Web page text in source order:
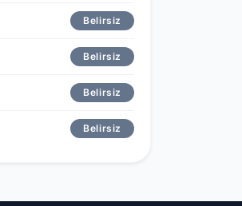
Belirsiz
Belirsiz
Belirsiz
Belirsiz